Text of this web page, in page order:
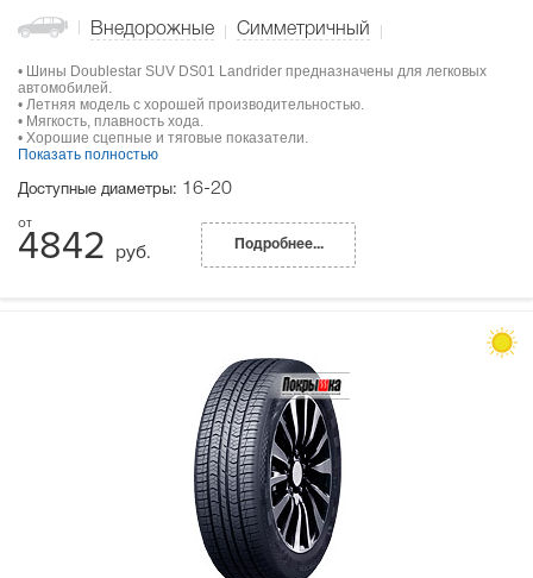
Внедорожные Симметричный
• Шины Doublestar SUV DS01 Landrider предназначены для легковых
автомобилей.
• Летняя модель с хорошей производительностью.
• Мягкость, плавность хода.
• Хорошие сцепные и тяговые показатели.
Показать полностью
Доступные диаметры: 16-20
4842 руб. Подробнее...